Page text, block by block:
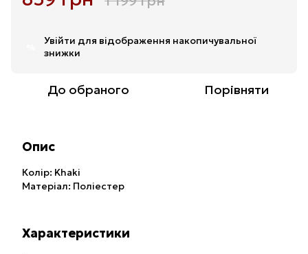
Увійти для відображення накопичувальної
знижки
До обраного Порівняти
Опис
Колір: Khaki
Матеріал: Поліестер
Характеристики